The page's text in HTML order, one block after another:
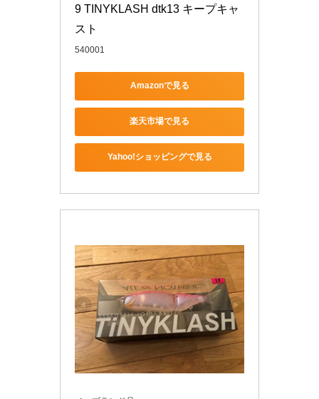
9 TINYKLASH dtk13 キープキャ
スト
540001
Amazonで見る
楽天市場で見る
Yahoo!ショッピングで見る